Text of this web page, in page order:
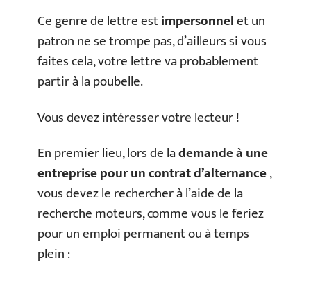
Ce genre de lettre estimpersonnelet un
patron ne se trompe pas, d’ailleurs si vous
faites cela, votre lettre va probablement
partir à la poubelle.
Vous devez intéresser votre lecteur !
En premier lieu, lors de lademande à une
entreprise pour un contrat d’alternance,
vous devez le rechercher à l’aide de la
recherche moteurs, comme vous le feriez
pour un emploi permanent ou à temps
plein :